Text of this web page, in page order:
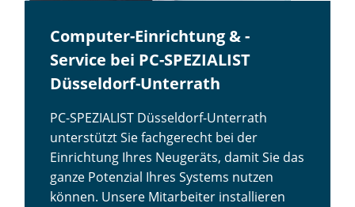
Computer-Einrichtung & -
Service bei PC-SPEZIALIST
Düsseldorf-Unterrath
PC-SPEZIALIST Düsseldorf-Unterrath
unterstützt Sie fachgerecht bei der
Einrichtung Ihres Neugeräts, damit Sie das
ganze Potenzial Ihres Systems nutzen
können. Unsere Mitarbeiter installieren